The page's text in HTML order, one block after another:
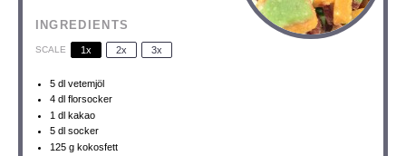
INGREDIENTS
SCALE 1x 2x 3x
5 dl vetemjöl
4 dl florsocker
1 dl kakao
5 dl socker
125 g kokosfett